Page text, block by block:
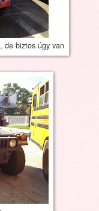
de biztos úgy van